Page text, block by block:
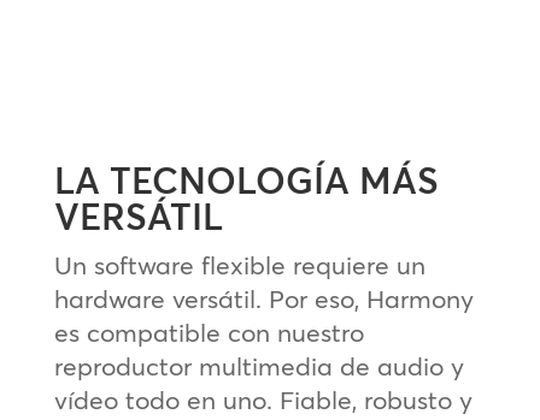
LA TECNOLOGÍA MÁS
VERSÁTIL
Un software flexible requiere un
hardware versátil. Por eso, Harmony
es compatible con nuestro
reproductor multimedia de audio y
vídeo todo en uno. Fiable, robusto y